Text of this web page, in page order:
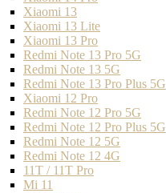
Xiaomi 13
Xiaomi 13 Lite
Xiaomi 13 Pro
Redmi Note 13 Pro 5G
Redmi Note 13 5G
Redmi Note 13 Pro Plus 5G
Xiaomi 12 Pro
Redmi Note 12 Pro 5G
Redmi Note 12 Pro Plus 5G
Redmi Note 12 5G
Redmi Note 12 4G
11T / 11T Pro
Mi 11